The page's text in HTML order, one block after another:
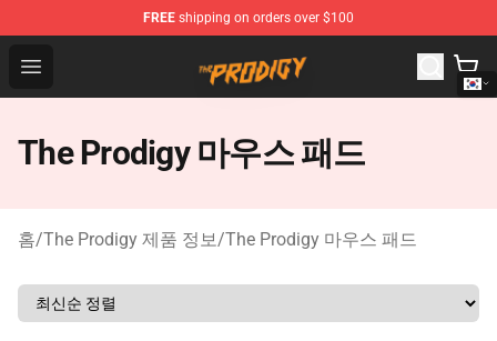
FREE shipping on orders over $100
Open menu
The Prodigy Store - Official The Prodigy Merchandise
The Prodigy 마우스 패드
홈/The Prodigy 제품 정보/The Prodigy 마우스 패드